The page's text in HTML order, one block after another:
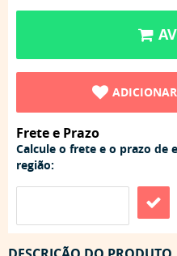
Frete e Prazo
Calcule o frete e o prazo de
região: